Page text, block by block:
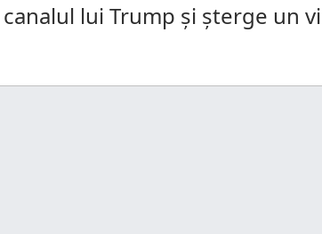
lui Trump şi şterge un